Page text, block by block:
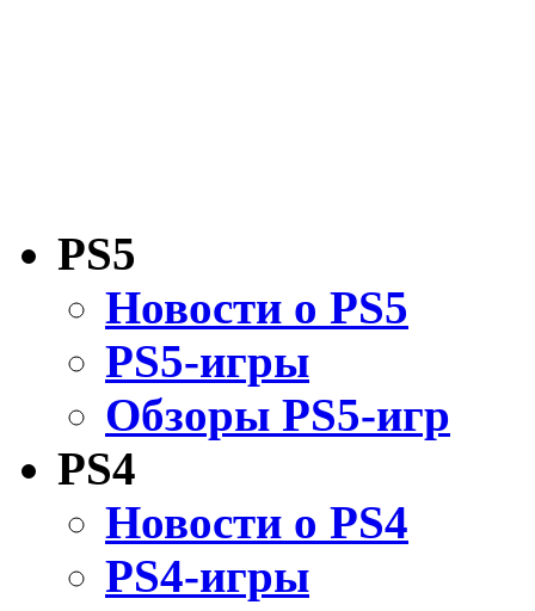
PS5
Новости о PS5
PS5-игры
Обзоры PS5-игр
PS4
Новости о PS4
PS4-игры